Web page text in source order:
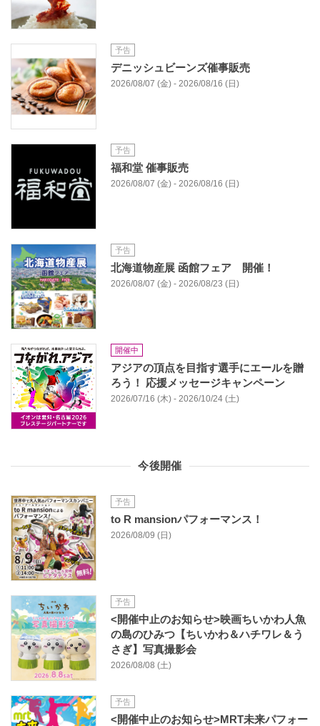
予告
デニッシュビーンズ催事販売
2026/08/07 (金) - 2026/08/16 (日)
予告
福和堂 催事販売
2026/08/07 (金) - 2026/08/16 (日)
予告
北海道物産展 函館フェア 開催！
2026/08/07 (金) - 2026/08/23 (日)
開催中
アジアの頂点を目指す選手にエールを贈
ろう！ 応援メッセージキャンペーン
2026/07/16 (木) - 2026/10/24 (土)
今後開催
予告
to R mansionパフォーマンス！
2026/08/09 (日)
予告
<開催中止のお知らせ>映画ちいかわ人魚
の島のひみつ【ちいかわ＆ハチワレ＆う
さぎ】写真撮影会
2026/08/08 (土)
予告
<開催中止のお知らせ>MRT未来パフォー